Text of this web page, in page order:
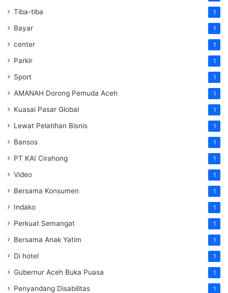
Tiba-tiba 1
Bayar 1
center 1
Parkir 1
Sport 1
AMANAH Dorong Pemuda Aceh 1
Kuasai Pasar Global 1
Lewat Pelatihan Bisnis 1
Bansos 1
PT KAI Cirahong 1
Video 1
Bersama Konsumen 1
Indako 1
Perkuat Semangat 1
Bersama Anak Yatim 1
Di hotel 1
Gubernur Aceh Buka Puasa 1
Penyandang Disabilitas 1